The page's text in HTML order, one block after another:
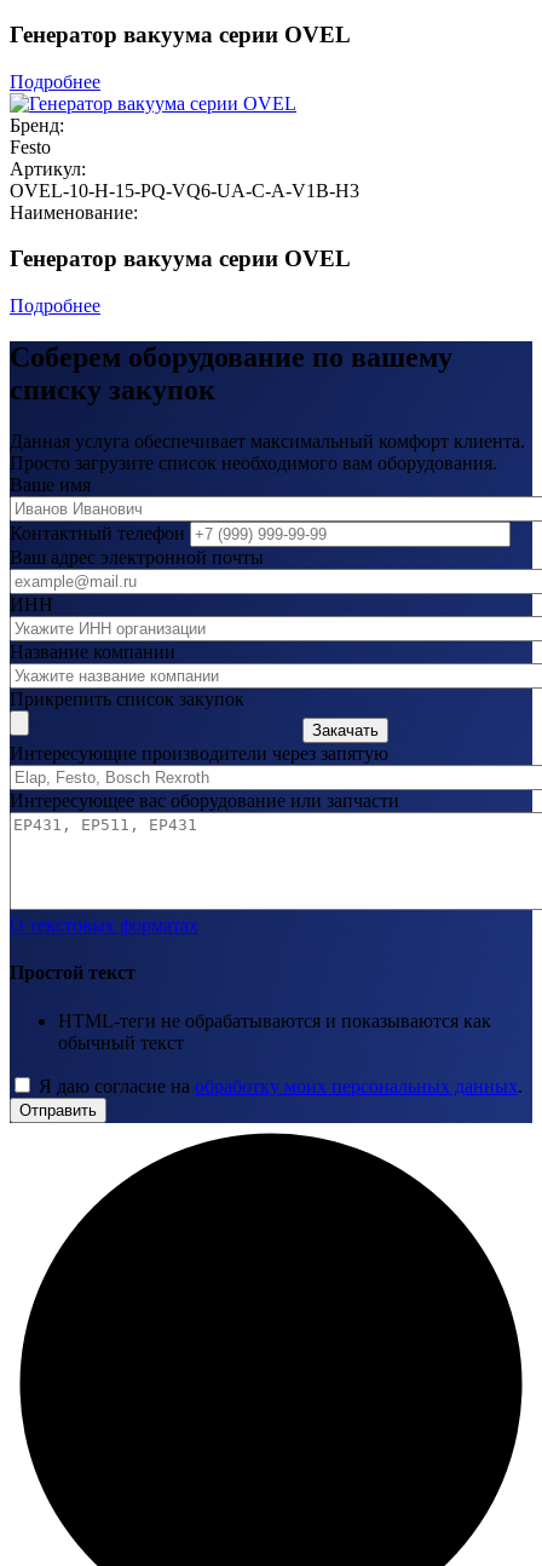
Генератор вакуума серии OVEL
Подробнее
Бренд:
Festo
Артикул:
OVEL-10-H-15-PQ-VQ6-UA-C-A-V1B-H3
Наименование:
Генератор вакуума серии OVEL
Подробнее
Соберем оборудование по вашему
списку закупок
Данная услуга обеспечивает максимальный комфорт клиента.
Просто загрузите список необходимого вам оборудования.
Ваше имя
Контактный телефон
Ваш адрес электронной почты
ИНН
Название компании
Прикрепить список закупок
Закачать
Интересующие производители через запятую
Интересующее вас оборудование или запчасти
О текстовых форматах
Простой текст
HTML-теги не обрабатываются и показываются как
обычный текст
Я даю согласие на обработку моих персональных данных.
Отправить